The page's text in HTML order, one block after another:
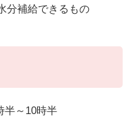
分補給できるもの
半～10時半